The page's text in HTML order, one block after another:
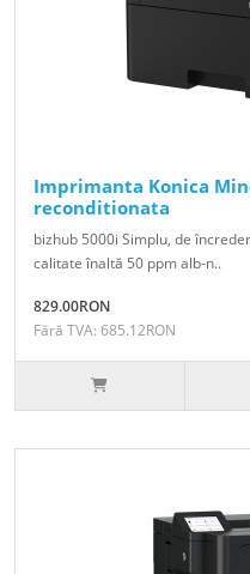
Imprimanta Konica
reconditionata
bizhub 5000i Simplu, de
calitate înaltă 50 ppm alb-n..
829.00RON
Fără TVA: 685.12RON